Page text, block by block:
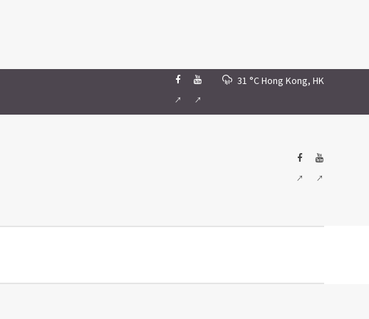
31 °CHong Kong, HK